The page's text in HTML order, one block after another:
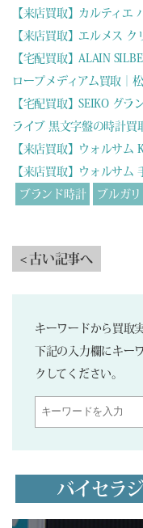
【来店買取】カルティエ
【来店買取】エルメス
【宅配買取】ALAIN
ロープメディアム買取｜
【宅配買取】SEIKO グラ
ライブ 黒文字盤の時計買
【来店買取】ウォルサム
【来店買取】ウォルサム
ブランド時計
ブルガリ
< 古い記事へ
キーワードから買取
下記の入力欄にキー
クしてください。
バイセラ